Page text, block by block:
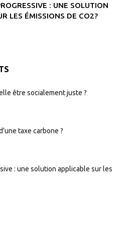
: UNE SOLUTION
LES ÉMISSIONS DE CO2?
être socialement juste ?
taxe carbone ?
: une solution applicable sur les